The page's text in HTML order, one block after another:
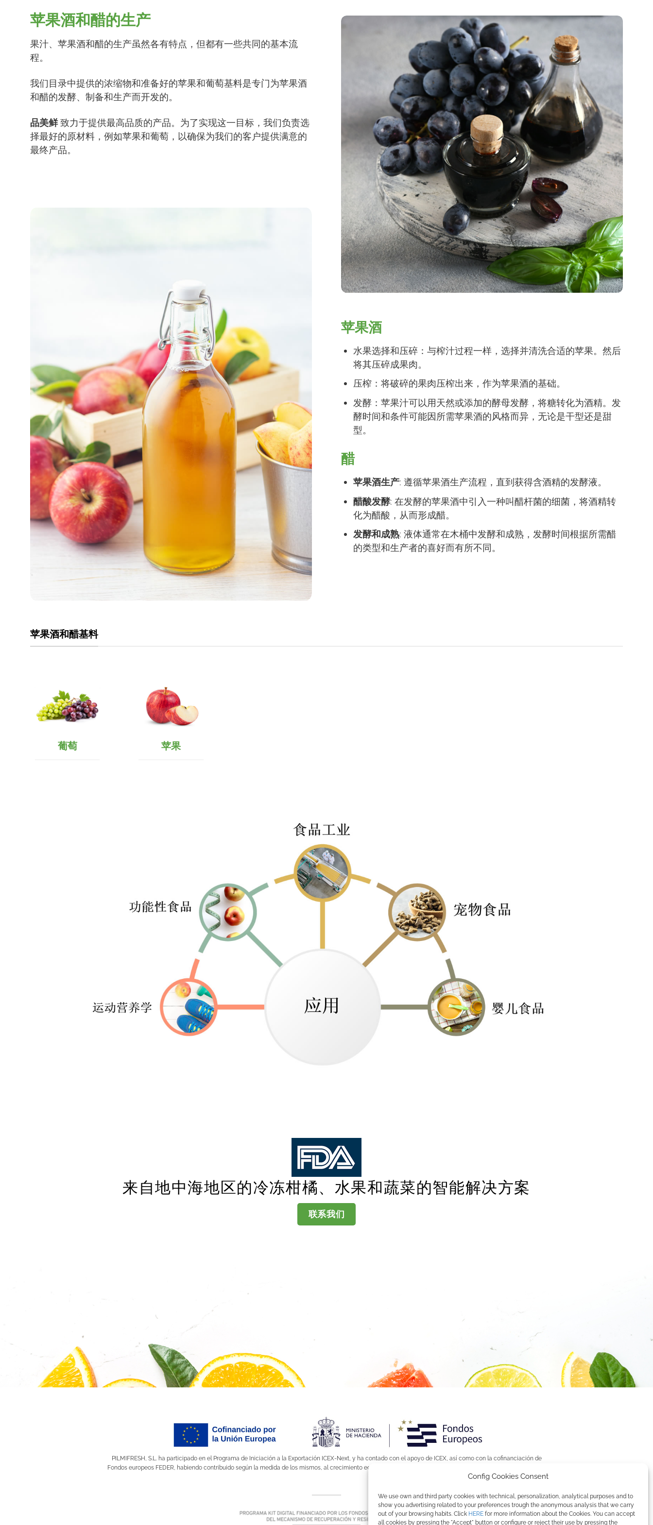
Config Cookies Consent
We use own and third party cookies with technical, personalization, analytical purposes and to
show you advertising related to your preferences trough the anonymous analysis that we carry
out of your browsing habits. Click HERE for more information about the Cookies. You can accept
all cookies by pressing the "Accept" button or configure or reject their use by pressing the
苹果酒和醋的生产
果汁、苹果酒和醋的生产虽然各有特点，但都有一些共同的基本流
程。
我们目录中提供的浓缩物和准备好的苹果和葡萄基料是专门为苹果酒
和醋的发酵、制备和生产而开发的。
品美鲜致力于提供最高品质的产品。为了实现这一目标，我们负责选
择最好的原材料，例如苹果和葡萄，以确保为我们的客户提供满意的
最终产品。
苹果酒
水果选择和压碎：与榨汁过程一样，选择并清洗合适的苹果。然后
将其压碎成果肉。
压榨：将破碎的果肉压榨出来，作为苹果酒的基础。
发酵：苹果汁可以用天然或添加的酵母发酵，将糖转化为酒精。发
酵时间和条件可能因所需苹果酒的风格而异，无论是干型还是甜
型。
醋
苹果酒生产: 遵循苹果酒生产流程，直到获得含酒精的发酵液。
醋酸发酵: 在发酵的苹果酒中引入一种叫醋杆菌的细菌，将酒精转
化为醋酸，从而形成醋。
发酵和成熟: 液体通常在木桶中发酵和成熟，发酵时间根据所需醋
的类型和生产者的喜好而有所不同。
苹果酒和醋基料
葡萄 苹果
来自地中海地区的冷冻柑橘、水果和蔬菜的智能解决方案
联系我们
PILMIFRESH, S.L. ha participado en el Programa de Iniciación a la Exportación ICEX-Next, y ha contado con el apoyo de ICEX, así como con la cofinanciación de
Fondos europeos FEDER, habiendo contribuido según la medida de los mismos, al crecimiento económico de esta empresa, su región y de España en su conjunto.